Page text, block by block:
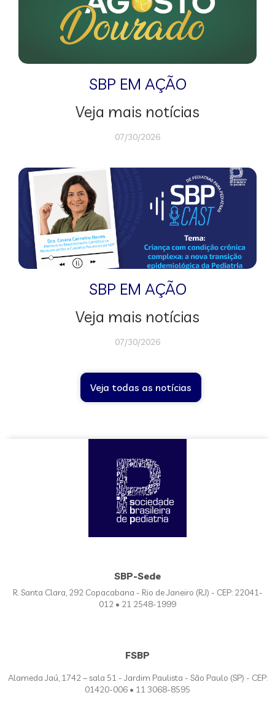
SBP EM AÇÃO
Veja mais notícias
07/30/2026
SBP EM AÇÃO
Veja mais notícias
07/30/2026
Veja todas as notícias
SBP-Sede
R. Santa Clara, 292 Copacabana - Rio de Janeiro (RJ) - CEP: 22041-
012 • 21 2548-1999
FSBP
Alameda Jaú, 1742 – sala 51 - Jardim Paulista - São Paulo (SP) - CEP:
01420-006 • 11 3068-8595